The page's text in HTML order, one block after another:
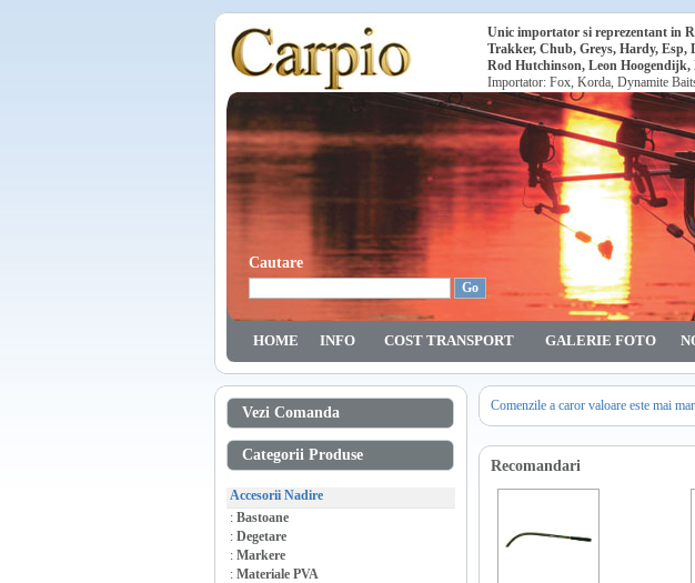
Unic importator si reprezentant in
Trakker, Chub, Greys, Hardy, Esp,
Rod Hutchinson, Leon
Importator: Fox, Korda, Dynamite
Cautare
HOME INFO COST TRANSPORT GALERIE FOTO
Vezi Comanda
Categorii Produse
Accesorii Nadire
: Bastoane
: Degetare
: Markere
: Materiale PVA
Comenzile a caror valoare este mai
Recomandari